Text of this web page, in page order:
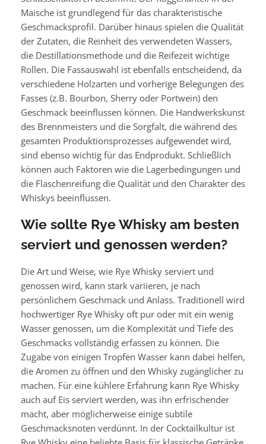
Maische ist grundlegend für das charakteristische
Geschmacksprofil. Darüber hinaus spielen die Qualität
der Zutaten, die Reinheit des verwendeten Wassers,
die Destillationsmethode und die Reifezeit wichtige
Rollen. Die Fassauswahl ist ebenfalls entscheidend, da
verschiedene Holzarten und vorherige Belegungen des
Fasses (z.B. Bourbon, Sherry oder Portwein) den
Geschmack beeinflussen können. Die Handwerkskunst
des Brennmeisters und die Sorgfalt, die während des
gesamten Produktionsprozesses aufgewendet wird,
sind ebenso wichtig für das Endprodukt. Schließlich
können auch Faktoren wie die Lagerbedingungen und
die Flaschenreifung die Qualität und den Charakter des
Whiskys beeinflussen.
Wie sollte Rye Whisky am besten
serviert und genossen werden?
Die Art und Weise, wie Rye Whisky serviert und
genossen wird, kann stark variieren, je nach
persönlichem Geschmack und Anlass. Traditionell wird
hochwertiger Rye Whisky oft pur oder mit ein wenig
Wasser genossen, um die Komplexität und Tiefe des
Geschmacks vollständig erfassen zu können. Die
Zugabe von einigen Tropfen Wasser kann dabei helfen,
die Aromen zu öffnen und den Whisky zugänglicher zu
machen. Für eine kühlere Erfahrung kann Rye Whisky
auch auf Eis serviert werden, was ihn erfrischender
macht, aber möglicherweise einige subtile
Geschmacksnoten verdünnt. In der Cocktailkultur ist